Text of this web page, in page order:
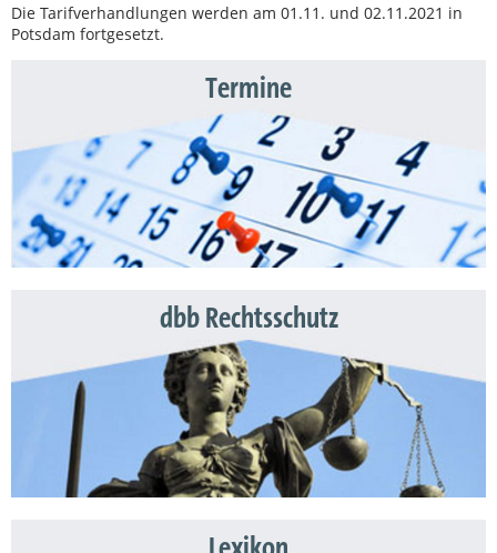
Die Tarifverhandlungen werden am 01.11. und 02.11.2021 in
Potsdam fortgesetzt.
Termine
dbb Rechtsschutz